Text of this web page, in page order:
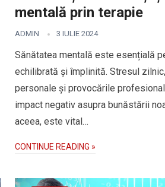
mentală prin terapie
ADMIN 3 IULIE 2024
Sănătatea mentală este esențială
echilibrată și împlinită. Stresul
personale și provocările
impact negativ asupra bunăstării
aceea, este vital…
CONTINUE READING »